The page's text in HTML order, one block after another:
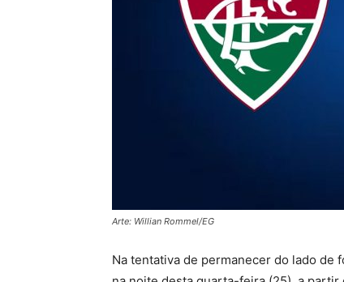
Arte: Willian Rommel/EG
Na tentativa de permanecer do lado de